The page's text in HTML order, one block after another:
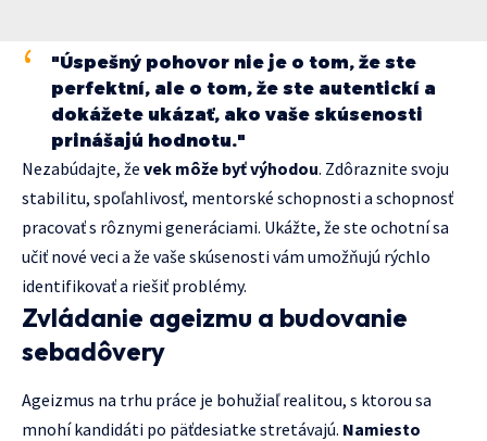
"Úspešný pohovor nie je o tom, že ste
perfektní, ale o tom, že ste autentickí a
dokážete ukázať, ako vaše skúsenosti
prinášajú hodnotu."
Nezabúdajte, že vek môže byť výhodou. Zdôraznite svoju
stabilitu, spoľahlivosť, mentorské schopnosti a schopnosť
pracovať s rôznymi generáciami. Ukážte, že ste ochotní sa
učiť nové veci a že vaše skúsenosti vám umožňujú rýchlo
identifikovať a riešiť problémy.
Zvládanie ageizmu a budovanie
sebadôvery
Ageizmus na trhu práce je bohužiaľ realitou, s ktorou sa
mnohí kandidáti po päťdesiatke stretávajú. Namiesto